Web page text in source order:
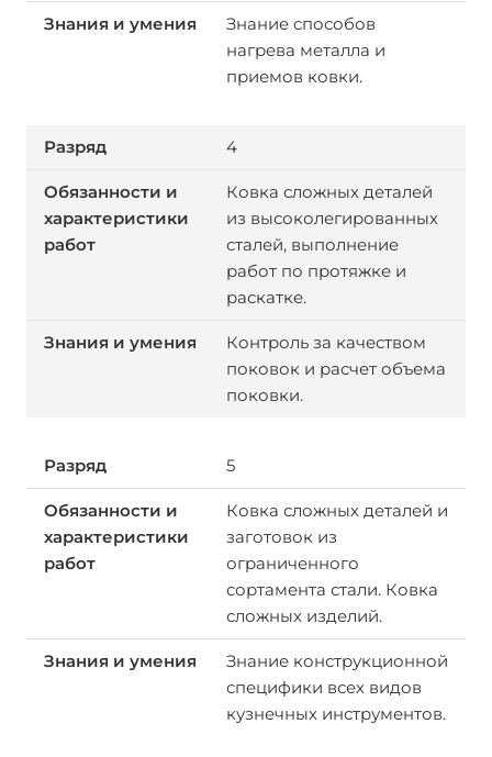
Знание способов
нагрева металла и
приемов ковки.
4
Ковка сложных деталей
из высоколегированных
сталей, выполнение
работ по протяжке и
раскатке.
Контроль за качеством
поковок и расчет объема
поковки.
5
Ковка сложных деталей и
заготовок из
ограниченного
сортамента стали. Ковка
сложных изделий.
Знание конструкционной
специфики всех видов
кузнечных инструментов.